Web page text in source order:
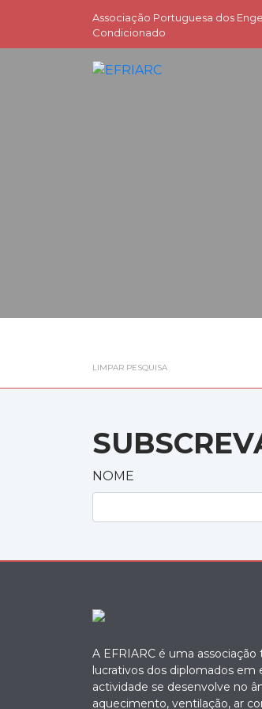
Associação Portuguesa dos
Condicionado
LIMPAR PESQUISA
NOME
A EFRIARC é uma
lucrativos dos diplomados em
actividade se desenvolve no
aquecimento, ventilação, ar